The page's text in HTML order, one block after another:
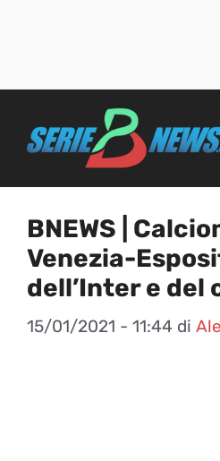
BNEWS |
Venezia-
dell’Inter e del
15/01/2021 - 11:44 di